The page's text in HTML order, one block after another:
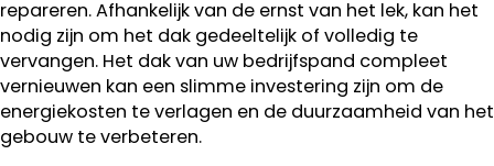
repareren. Afhankelijk van de ernst van het lek, kan het
nodig zijn om het dak gedeeltelijk of volledig te
vervangen. Het dak van uw bedrijfspand compleet
vernieuwen kan een slimme investering zijn om de
energiekosten te verlagen en de duurzaamheid van het
gebouw te verbeteren.